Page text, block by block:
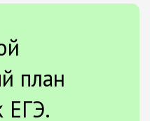
план
ЕГЭ.